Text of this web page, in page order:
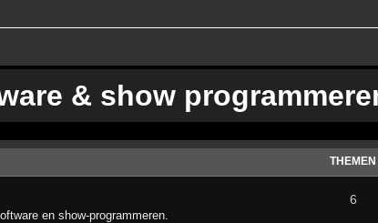
& show
THEMEN
en show-programmeren.
6